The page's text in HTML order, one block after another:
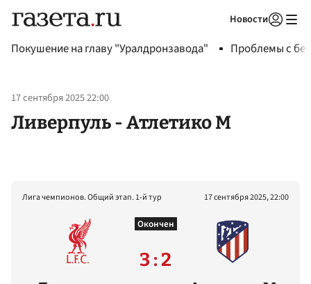
Новости
Покушение на главу "Уралдронзавода" Проблемы с
17 сентября 2025 22:00
Ливерпуль - Атлетико М
Лига чемпионов. Общий этап. 1-й тур 17 сентября 2025, 22:00
Окончен
3 : 2